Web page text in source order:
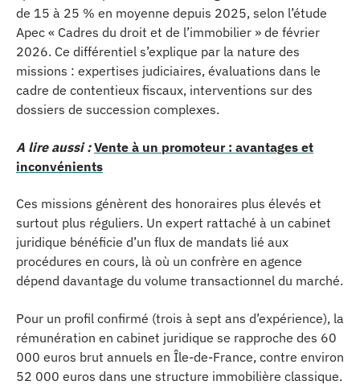
de 15 à 25 % en moyenne depuis 2025, selon l’étude
Apec « Cadres du droit et de l’immobilier » de février
2026. Ce différentiel s’explique par la nature des
missions : expertises judiciaires, évaluations dans le
cadre de contentieux fiscaux, interventions sur des
dossiers de succession complexes.
A lire aussi : Vente à un promoteur : avantages et
inconvénients
Ces missions génèrent des honoraires plus élevés et
surtout plus réguliers. Un expert rattaché à un cabinet
juridique bénéficie d’un flux de mandats lié aux
procédures en cours, là où un confrère en agence
dépend davantage du volume transactionnel du marché.
Pour un profil confirmé (trois à sept ans d’expérience), la
rémunération en cabinet juridique se rapproche des 60
000 euros brut annuels en Île-de-France, contre environ
52 000 euros dans une structure immobilière classique.